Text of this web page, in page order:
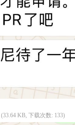
(33.64 KB, 下载次数: 133)